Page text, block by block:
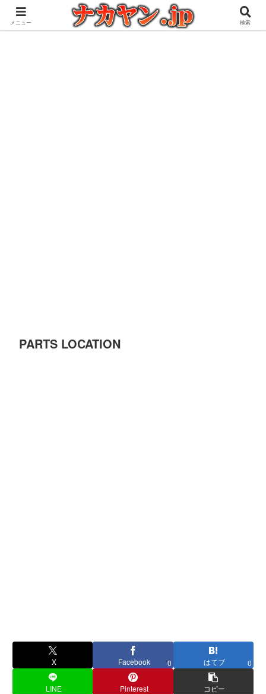
アウトドアとガジェット好きな管理人の愉快な日々を綴るブログ
PARTS LOCATION
X Facebook 0 はてブ 0
LINE Pinterest コピー
メニュー 検索